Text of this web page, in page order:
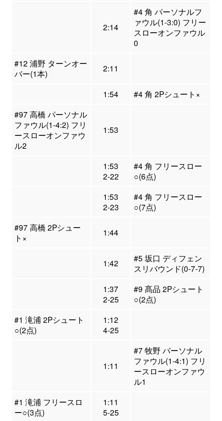
2:14
#4 角 パーソナルフ
ァウル(1-3:0) フリー
スローオンファウル
0
#12 浦野 ターンオー
バー(1本)
2:11
1:54
#4 角 2Pシュート×
#97 高橋 パーソナル
ファウル(1-4:2) フリ
ースローオンファウ
ル2
1:53
1:53
2-22
#4 角 フリースロー
○(6点)
1:53
2-23
#4 角 フリースロー
○(7点)
#97 高橋 2Pシュー
ト×
1:44
1:42
#5 坂口 ディフェン
スリバウンド(0-7-7)
1:37
2-25
#9 髙品 2Pシュート
○(2点)
#1 滝浦 2Pシュート
○(2点)
1:12
4-25
1:11
#7 牧野 パーソナル
ファウル(1-4:1) フリ
ースローオンファウ
ル1
#1 滝浦 フリースロ
ー○(3点)
1:11
5-25